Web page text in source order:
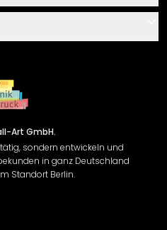
Art GmbH.
sondern entwickeln und
in ganz Deutschland
Standort Berlin.